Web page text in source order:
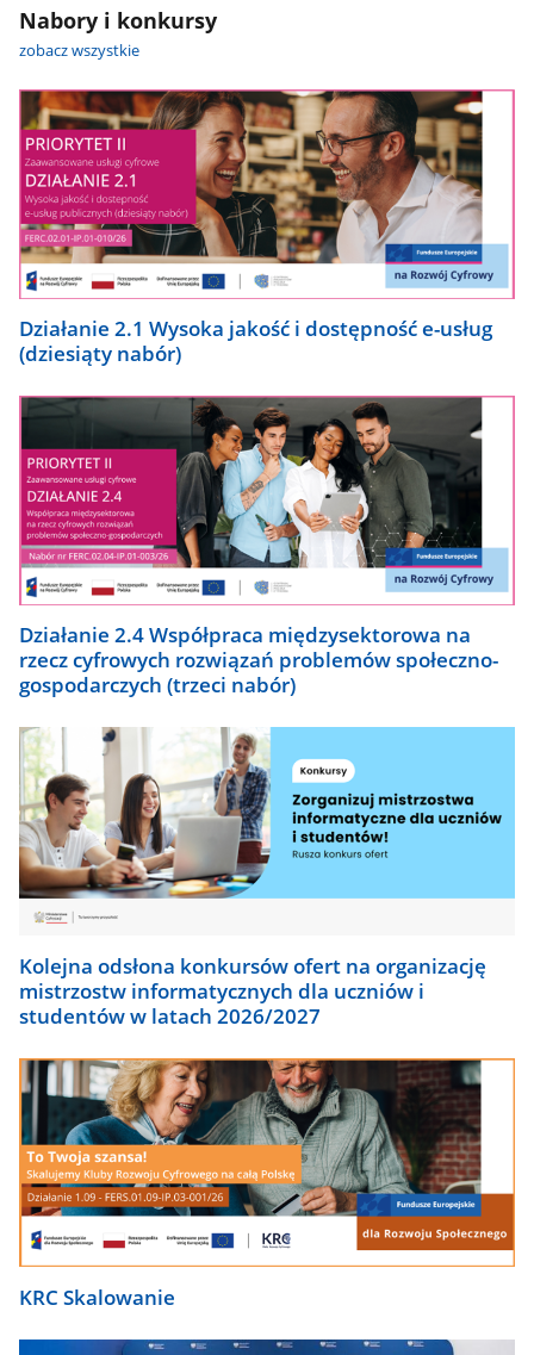
Nabory i konkursy
zobacz wszystkie
Działanie 2.1 Wysoka jakość i dostępność e-usług
(dziesiąty nabór)
Działanie 2.4 Współpraca międzysektorowa na
rzecz cyfrowych rozwiązań problemów społeczno-
gospodarczych (trzeci nabór)
Kolejna odsłona konkursów ofert na organizację
mistrzostw informatycznych dla uczniów i
studentów w latach 2026/2027
KRC Skalowanie